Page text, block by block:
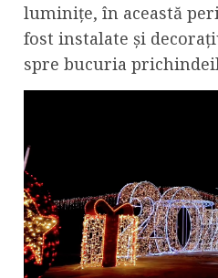
luminițe, în această
fost instalate și
spre bucuria